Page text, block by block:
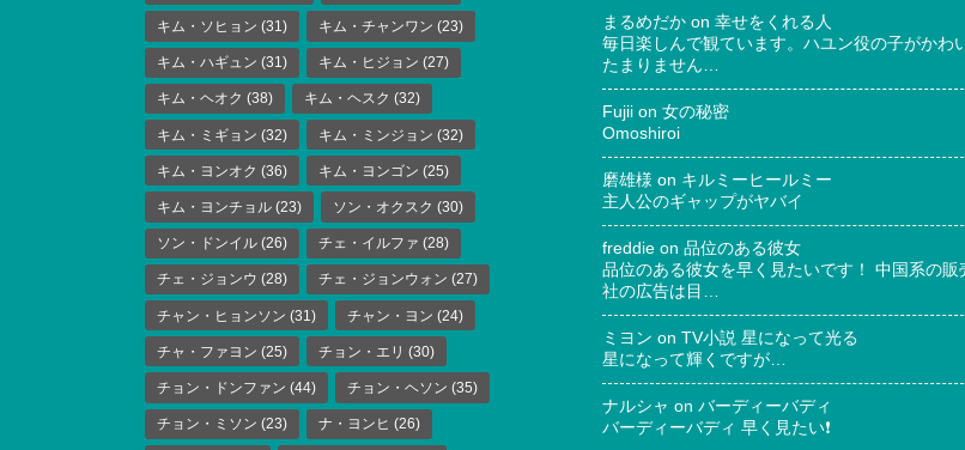
キム・ソヒョン (31) キム・チャンワン (23)
キム・ハギュン (31) キム・ヒジョン (27)
キム・ヘオク (38) キム・ヘスク (32)
キム・ミギョン (32) キム・ミンジョン (32)
キム・ヨンオク (36) キム・ヨンゴン (25)
キム・ヨンチョル (23) ソン・オクスク (30)
ソン・ドンイル (26) チェ・イルファ (28)
チェ・ジョンウ (28) チェ・ジョンウォン (27)
チャン・ヒョンソン (31) チャン・ヨン (24)
チャ・ファヨン (25) チョン・エリ (30)
チョン・ドンファン (44) チョン・ヘソン (35)
チョン・ミソン (23) ナ・ヨンヒ (26)
まるめだか on 幸せをくれる人
毎日楽しんで観ています。ハユン役の子がかわ
たまりません…
Fujii on 女の秘密
Omoshiroi
磨雄様 on キルミーヒールミー
主人公のギャップがヤバイ
freddie on 品位のある彼女
品位のある彼女を早く見たいです！ 中国系の販
社の広告は目…
ミヨン on TV小説 星になって光る
星になって輝くですが…
ナルシャ on バーディーバディ
バーディーバディ 早く見たい❗